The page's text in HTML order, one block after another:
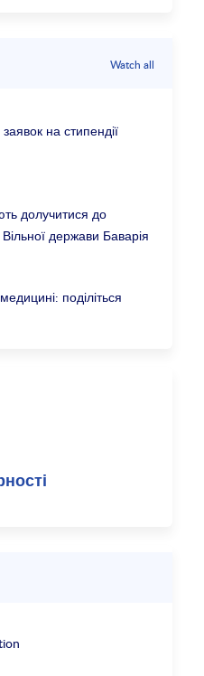
Watch all
на стипендії
долучитися до
держави Баварія
поділіться